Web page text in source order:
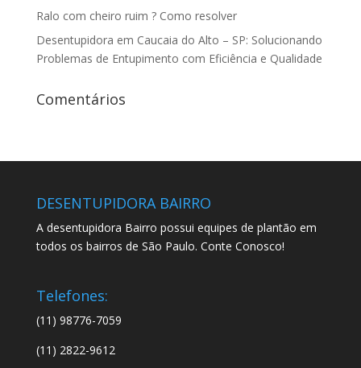
Ralo com cheiro ruim ? Como resolver
Desentupidora em Caucaia do Alto – SP: Solucionando
Problemas de Entupimento com Eficiência e Qualidade
Comentários
DESENTUPIDORA BAIRRO
A desentupidora Bairro possui equipes de plantão em
todos os bairros de São Paulo. Conte Conosco!
Telefones:
(11) 98776-7059
(11) 2822-9612